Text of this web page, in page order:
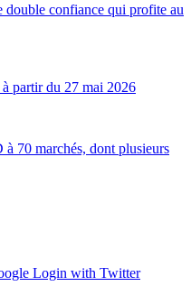
confiance qui profite au
partir du 27 mai 2026
70 marchés, dont plusieurs
Login with Twitter